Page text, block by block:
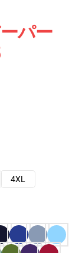
パー
4XL